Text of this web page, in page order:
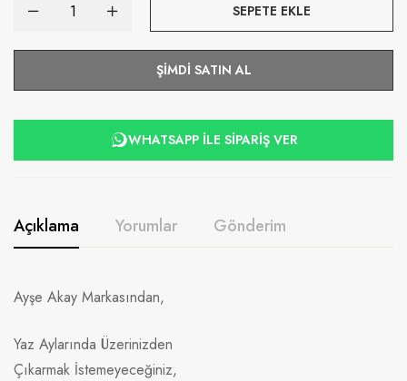
SEPETE EKLE
ŞIMDI SATIN AL
WHATSAPP ILE SIPARIŞ VER
Açıklama Yorumlar Gönderim
Ayşe Akay Markasından,
Yaz Aylarında Üzerinizden
Çıkarmak İstemeyeceğiniz,